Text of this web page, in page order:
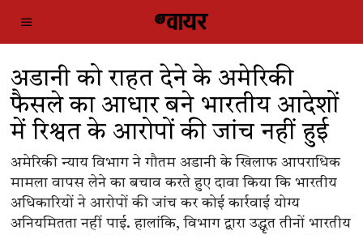
अडानी को राहत देने के अमेरिकी
फैसले का आधार बने भारतीय आदेशों
में रिश्वत के आरोपों की जांच नहीं हुई
अमेरिकी न्याय विभाग ने गौतम अडानी के खिलाफ आपराधिक
मामला वापस लेने का बचाव करते हुए दावा किया कि भारतीय
अधिकारियों ने आरोपों की जांच कर कोई कार्रवाई योग्य
अनियमितता नहीं पाई. हालांकि, विभाग द्वारा उद्धृत तीनों भारतीय